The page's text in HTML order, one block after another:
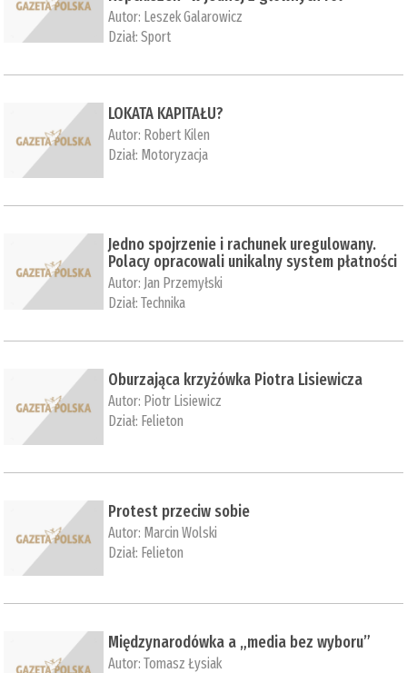
Autor: Leszek Galarowicz
Dział:Sport
LOKATA KAPITAŁU?
Autor: Robert Kilen
Dział: Motoryzacja
Jedno spojrzenie i rachunek uregulowany.
Polacy opracowali unikalny system płatności
Autor: Jan Przemyłski
Dział:Technika
Oburzająca krzyżówka Piotra Lisiewicza
Autor: Piotr Lisiewicz
Dział: Felieton
Protest przeciw sobie
Autor: Marcin Wolski
Dział: Felieton
Międzynarodówka a „media bez wyboru”
Autor:Tomasz Łysiak